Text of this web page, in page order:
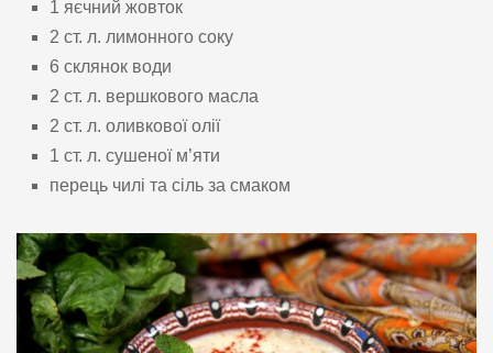
1 яєчний жовток
2 ст. л. лимонного соку
6 склянок води
2 ст. л. вершкового масла
2 ст. л. оливкової олії
1 ст. л. сушеної м’яти
перець чилі та сіль за смаком